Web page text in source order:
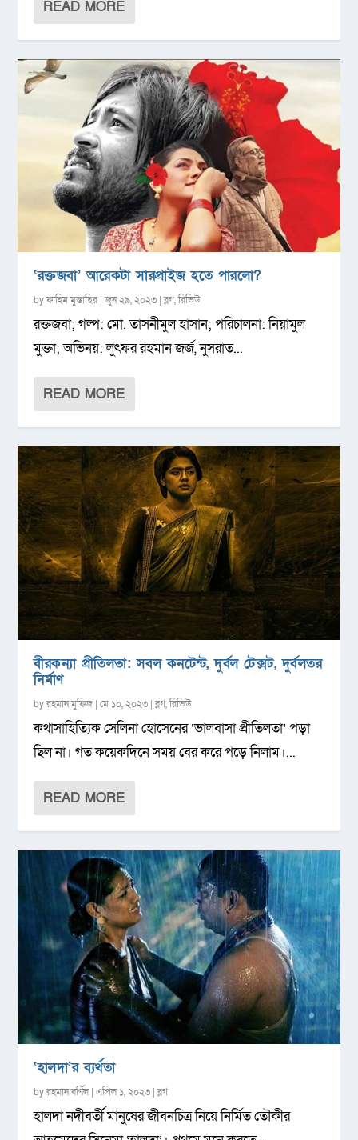
READ MORE
‘রক্তজবা’ আরেকটা সারপ্রাইজ হতে পারলো?
byফাহিম মুন্তাছির |জুন ২৯, ২০২৩ |ব্লগ,রিভিউ
রক্তজবা; গল্প: মো. তাসনীমুল হাসান; পরিচালনা: নিয়ামুল
মুক্তা; অভিনয়: লুৎফর রহমান জর্জ, নুসরাত...
READ MORE
বীরকন্যা প্রীতিলতা: সবল কনটেন্ট, দুর্বল টেক্সট, দুর্বলতর
নির্মাণ
byরহমান মুফিজ |মে ১০, ২০২৩ |ব্লগ,রিভিউ
কথাসাহিত্যিক সেলিনা হোসেনের ‘ভালবাসা প্রীতিলতা’ পড়া
ছিল না। গত কয়েকদিনে সময় বের করে পড়ে নিলাম।...
READ MORE
‘হালদা’র ব্যর্থতা
byরহমান বর্ণিল|এপ্রিল ১, ২০২৩ |ব্লগ
হালদা নদীবর্তী মানুষের জীবনচিত্র নিয়ে নির্মিত তৌকীর